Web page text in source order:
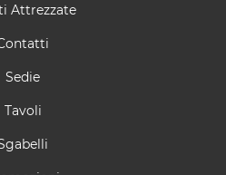
Attrezzate
Sedie
Tavoli